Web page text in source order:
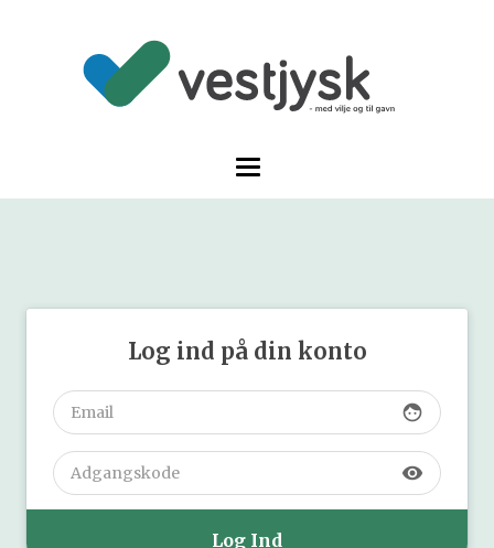
Log ind på din konto
face
visibility